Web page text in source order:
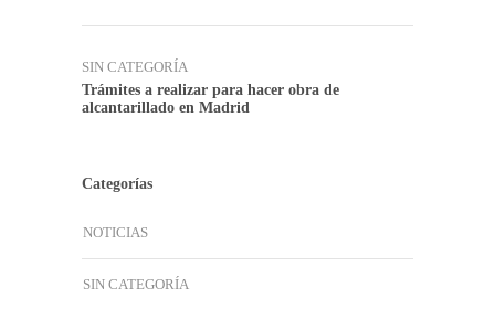
SIN CATEGORÍA
Trámites a realizar para hacer obra de
alcantarillado en Madrid
Categorías
NOTICIAS
SIN CATEGORÍA